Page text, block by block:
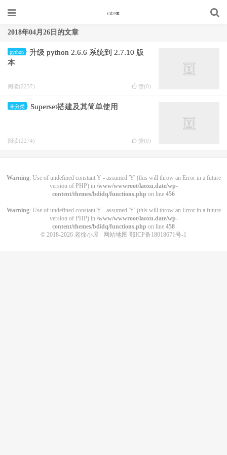
2018年04月26日的文章
python
升级 python 2.6.6 系统到 2.7.10 版
本
阅读(2237) 赞(0)
未分类 Superset搭建及其简单使用
阅读(2274) 赞(0)
Warning: Use of undefined constant Y - assumed 'Y' (this will throw an Error in a future
version of PHP) in /www/wwwroot/laoxu.date/wp-
content/themes/bdidq/functions.php on line 456
Warning: Use of undefined constant Y - assumed 'Y' (this will throw an Error in a future
version of PHP) in /www/wwwroot/laoxu.date/wp-
content/themes/bdidq/functions.php on line 458
© 2018-2026 老徐小屋 网站地图 鄂ICP备18018671号-1